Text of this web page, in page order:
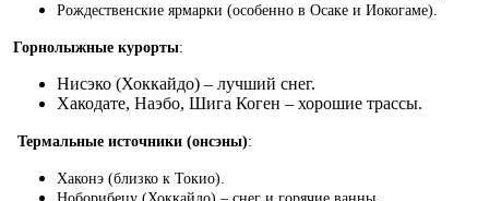
Рождественские ярмарки (особенно в Осаке и Иокогаме).
Горнолыжные курорты:
Нисэко (Хоккайдо) – лучший снег.
Хакодате, Наэбо, Шига Коген – хорошие трассы.
Термальные источники (онсэны):
Хаконэ (близко к Токио).